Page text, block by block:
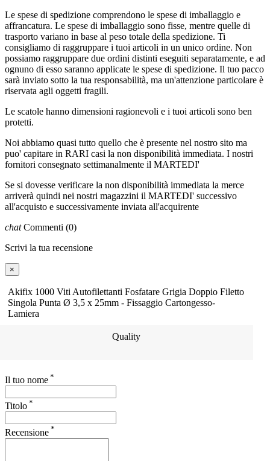
Le spese di spedizione comprendono le spese di imballaggio e
affrancatura. Le spese di imballaggio sono fisse, mentre quelle di
trasporto variano in base al peso totale della spedizione. Ti
consigliamo di raggruppare i tuoi articoli in un unico ordine. Non
possiamo raggruppare due ordini distinti eseguiti separatamente, e ad
ognuno di esso saranno applicate le spese di spedizione. Il tuo pacco
sarà inviato sotto la tua responsabilità, ma un'attenzione particolare è
riservata agli oggetti fragili.
Le scatole hanno dimensioni ragionevoli e i tuoi articoli sono ben
protetti.
Noi abbiamo quasi tutto quello che è presente nel nostro sito ma
puo' capitare in RARI casi la non disponibilità immediata. I nostri
fornitori consegnato settimanalmente il MARTEDI'
Se si dovesse verificare la non disponibilità immediata la merce
arriverà quindi nei nostri magazzini il MARTEDI' successivo
all'acquisto e successivamente inviata all'acquirente
chat Commenti (0)
Scrivi la tua recensione
×
Akifix 1000 Viti Autofilettanti Fosfatare Grigia Doppio Filetto
Singola Punta Ø 3,5 x 25mm - Fissaggio Cartongesso-
Lamiera
Quality
Il tuo nome *
Titolo *
Recensione *